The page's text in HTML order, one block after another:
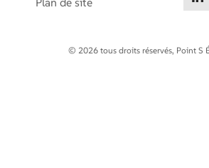
© 2026 tous droits réservés, Point S